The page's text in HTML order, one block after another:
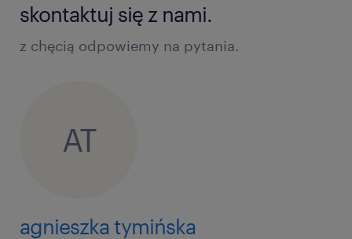
skontaktuj się z nami.
z chęcią odpowiemy na pytania.
AT
agnieszka tymińska